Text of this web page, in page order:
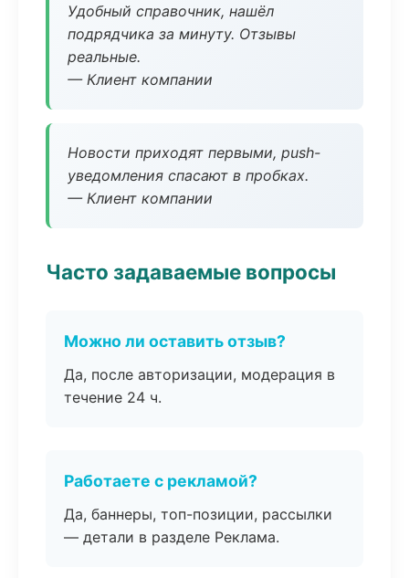
Удобный справочник, нашёл
подрядчика за минуту. Отзывы
реальные.
— Клиент компании
Новости приходят первыми, push-
уведомления спасают в пробках.
— Клиент компании
Часто задаваемые вопросы
Можно ли оставить отзыв?
Да, после авторизации, модерация в
течение 24 ч.
Работаете с рекламой?
Да, баннеры, топ-позиции, рассылки
— детали в разделе Реклама.